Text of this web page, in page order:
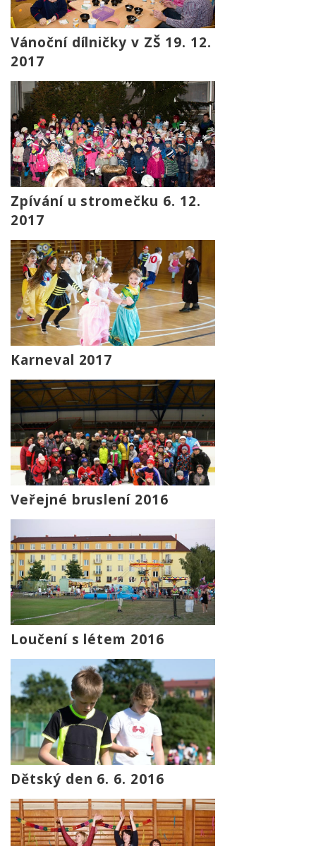
Vánoční dílničky v ZŠ 19. 12.
2017
Zpívání u stromečku 6. 12.
2017
Karneval 2017
Veřejné bruslení 2016
Loučení s létem 2016
Dětský den 6. 6. 2016